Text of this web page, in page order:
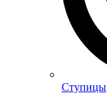
Ступицы